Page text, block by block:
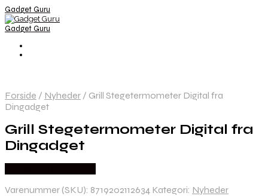
Gadget Guru
Gadget Guru
Forside / Nyheder / Grill Stegetermometer Digital fra
Dingadget
Grill Stegetermometer Digital fra
Dingadget
Varenummer (SKU): 8719202112634 Kategori: Nyheder